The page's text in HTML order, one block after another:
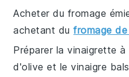
Acheter du fromage
achetant dufromage
Préparer la vinaigrette à
d'olive et levinaigre